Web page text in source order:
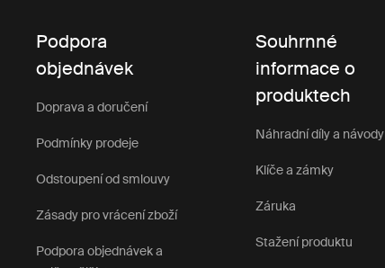
Podpora
objednávek
Doprava a doručení
Podmínky prodeje
Odstoupení od smlouvy
Zásady pro vrácení zboží
Podpora objednávek a
Souhrnné
informace o
produktech
Náhradní díly a návody
Klíče a zámky
Záruka
Stažení produktu